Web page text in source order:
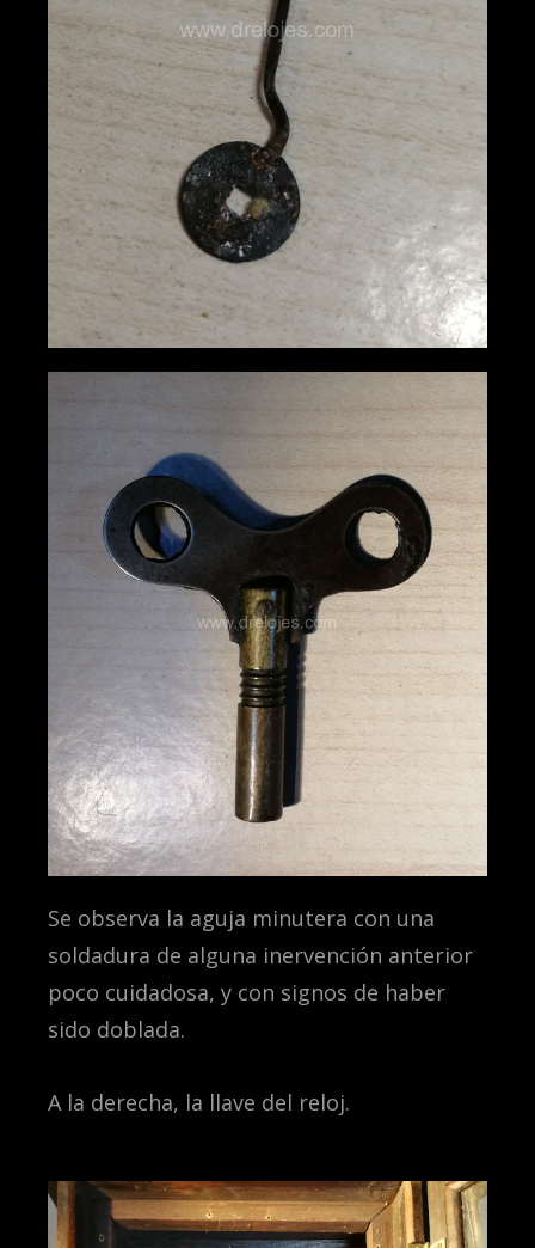
Se observa la aguja minutera con una
soldadura de alguna inervención anterior
poco cuidadosa, y con signos de haber
sido doblada.
A la derecha, la llave del reloj.